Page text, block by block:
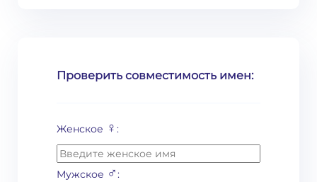
Проверить совместимость имен:
Женское ♀ :
Мужское ♂: